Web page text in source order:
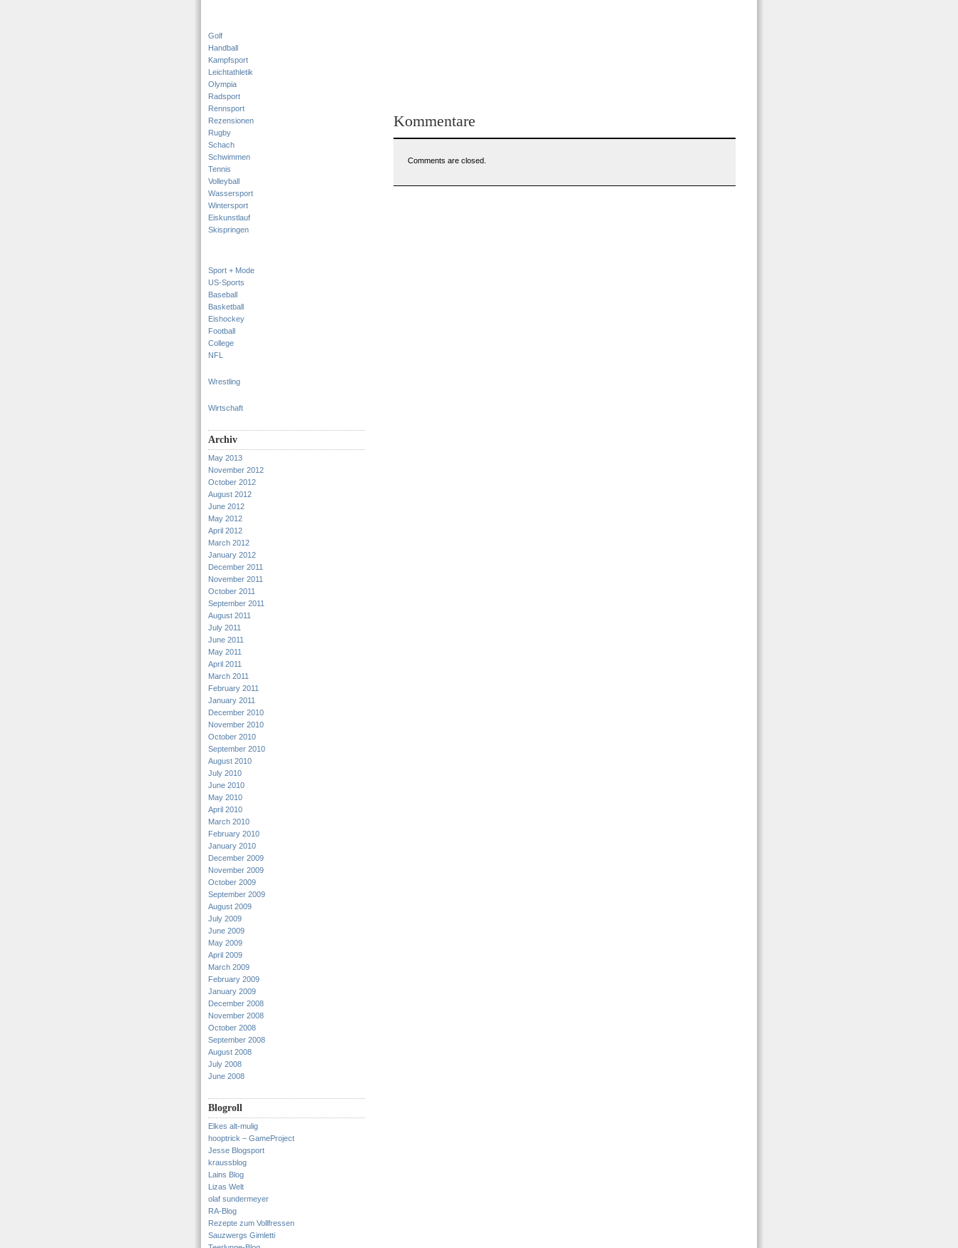
Golf
Handball
Kampfsport
Leichtathletik
Olympia
Radsport
Rennsport
Rezensionen
Rugby
Schach
Schwimmen
Tennis
Volleyball
Wassersport
Wintersport
Eiskunstlauf
Skispringen
Sport + Mode
US-Sports
Baseball
Basketball
Eishockey
Football
College
NFL
Wrestling
Wirtschaft
Archiv
May 2013
November 2012
October 2012
August 2012
June 2012
May 2012
April 2012
March 2012
January 2012
December 2011
November 2011
October 2011
September 2011
August 2011
July 2011
June 2011
May 2011
April 2011
March 2011
February 2011
January 2011
December 2010
November 2010
October 2010
September 2010
August 2010
July 2010
June 2010
May 2010
April 2010
March 2010
February 2010
January 2010
December 2009
November 2009
October 2009
September 2009
August 2009
July 2009
June 2009
May 2009
April 2009
March 2009
February 2009
January 2009
December 2008
November 2008
October 2008
September 2008
August 2008
July 2008
June 2008
Blogroll
Elkes alt-mulig
hooptrick – GameProject
Jesse Blogsport
kraussblog
Lains Blog
Lizas Welt
olaf sundermeyer
RA-Blog
Rezepte zum Vollfressen
Sauzwergs Gimletti
Kommentare
Comments are closed.